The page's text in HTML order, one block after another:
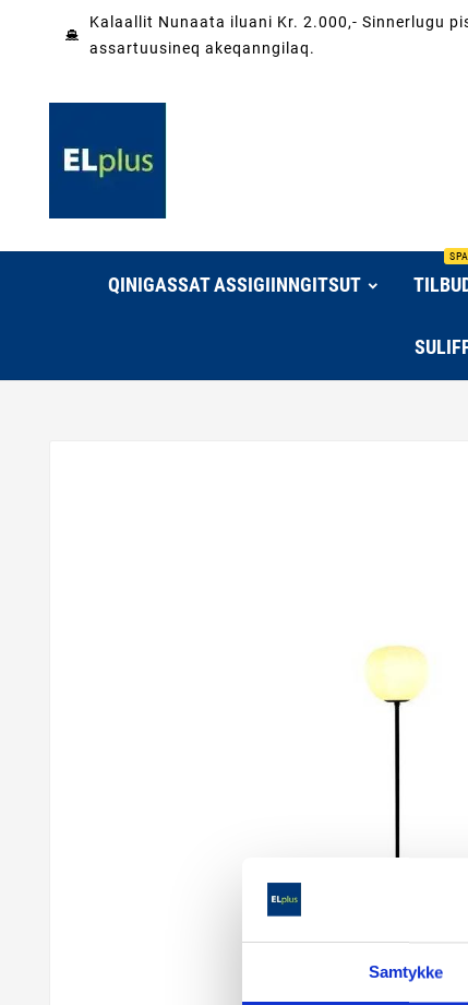
Samtykke
Kalaallit Nunaata iluani Kr. 2.000,- Sinnerlugu
assartuusineq akeqanngilaq.
QINIGASSAT ASSIGIINNGITSUT